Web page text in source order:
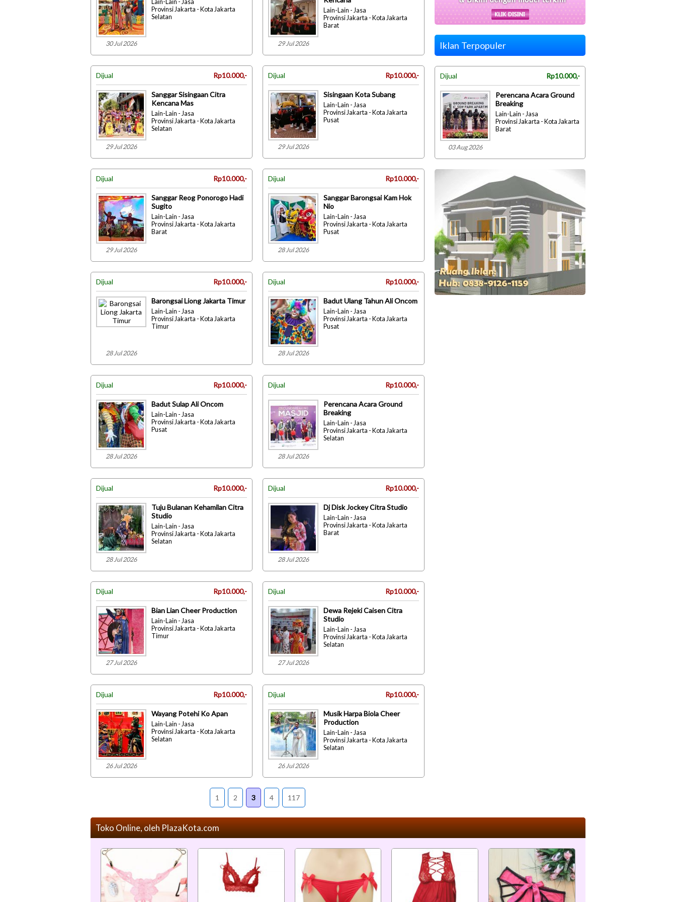
30 Jul 2026
Lain-Lain - Jasa
Provinsi Jakarta - Kota Jakarta
Selatan
29 Jul 2026
Lain-Lain - Jasa
Provinsi Jakarta - Kota Jakarta
Barat
Dijual Rp10.000,-
29 Jul 2026
Sanggar Sisingaan Citra
Kencana Mas
Lain-Lain - Jasa
Provinsi Jakarta - Kota Jakarta
Selatan
Dijual Rp10.000,-
29 Jul 2026
Sisingaan Kota Subang
Lain-Lain - Jasa
Provinsi Jakarta - Kota Jakarta
Pusat
Dijual Rp10.000,-
29 Jul 2026
Sanggar Reog Ponorogo Hadi
Sugito
Lain-Lain - Jasa
Provinsi Jakarta - Kota Jakarta
Barat
Dijual Rp10.000,-
28 Jul 2026
Sanggar Barongsai Kam Hok
Nio
Lain-Lain - Jasa
Provinsi Jakarta - Kota Jakarta
Pusat
Dijual Rp10.000,-
28 Jul 2026
Barongsai Liong Jakarta Timur
Lain-Lain - Jasa
Provinsi Jakarta - Kota Jakarta
Timur
Dijual Rp10.000,-
28 Jul 2026
Badut Ulang Tahun Ali Oncom
Lain-Lain - Jasa
Provinsi Jakarta - Kota Jakarta
Pusat
Dijual Rp10.000,-
28 Jul 2026
Badut Sulap Ali Oncom
Lain-Lain - Jasa
Provinsi Jakarta - Kota Jakarta
Pusat
Dijual Rp10.000,-
28 Jul 2026
Perencana Acara Ground
Breaking
Lain-Lain - Jasa
Provinsi Jakarta - Kota Jakarta
Selatan
Dijual Rp10.000,-
28 Jul 2026
Tuju Bulanan Kehamilan Citra
Studio
Lain-Lain - Jasa
Provinsi Jakarta - Kota Jakarta
Selatan
Dijual Rp10.000,-
28 Jul 2026
Dj Disk Jockey Citra Studio
Lain-Lain - Jasa
Provinsi Jakarta - Kota Jakarta
Barat
Dijual Rp10.000,-
27 Jul 2026
Bian Lian Cheer Production
Lain-Lain - Jasa
Provinsi Jakarta - Kota Jakarta
Timur
Dijual Rp10.000,-
27 Jul 2026
Dewa Rejeki Caisen Citra
Studio
Lain-Lain - Jasa
Provinsi Jakarta - Kota Jakarta
Selatan
Dijual Rp10.000,-
26 Jul 2026
Wayang Potehi Ko Apan
Lain-Lain - Jasa
Provinsi Jakarta - Kota Jakarta
Selatan
Dijual Rp10.000,-
26 Jul 2026
Musik Harpa Biola Cheer
Production
Lain-Lain - Jasa
Provinsi Jakarta - Kota Jakarta
Selatan
1 2 3 4 117
Iklan Terpopuler
Dijual Rp10.000,-
03 Aug 2026
Perencana Acara Ground
Breaking
Lain-Lain - Jasa
Provinsi Jakarta - Kota Jakarta
Barat
Toko Online, oleh PlazaKota.com